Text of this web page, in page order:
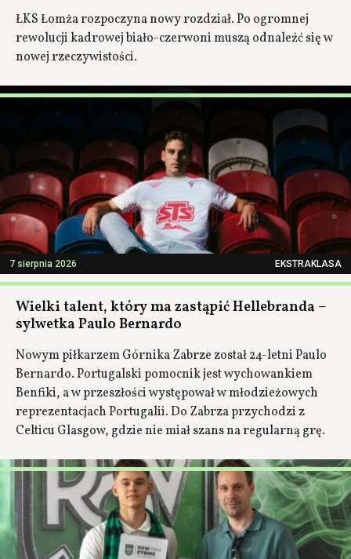
ŁKS Łomża rozpoczyna nowy rozdział. Po ogromnej
rewolucji kadrowej biało-czerwoni muszą odnaleźć się w
nowej rzeczywistości.
7 sierpnia 2026 EKSTRAKLASA
Wielki talent, który ma zastąpić Hellebranda –
sylwetka Paulo Bernardo
Nowym piłkarzem Górnika Zabrze został 24-letni Paulo
Bernardo. Portugalski pomocnik jest wychowankiem
Benfiki, a w przeszłości występował w młodzieżowych
reprezentacjach Portugalii. Do Zabrza przychodzi z
Celticu Glasgow, gdzie nie miał szans na regularną grę.